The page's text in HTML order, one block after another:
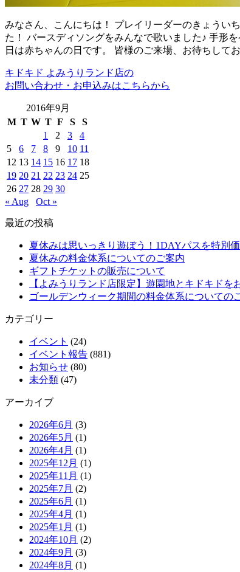
みなさん、こんにちは！ プレイリーダーのきょうい
た！ バースディソングをみんなで歌いました♪ 手形
日は赤ちゃんの日です。 皆様のご来場、お待ちして
キドキド よみうりランド店の
お問い合わせ・お申込みはこちらから
2016年9月
M T W T F S
S
1
2 3
4
5
6 7 8 9 10 11
12 13 14 15 16 17 18
19 20 21 22 23 24 25
26 27 28 29 30
« Aug
Oct »
最近の投稿
夏休みは思いっきり遊ぼう！1DAYパスを特別
夏休みの料金体系についてのご案内
ギフトチケットの販売について
【よみうりランド店限定】遊園地とキドキドを
ゴールデンウィーク期間の料金体系についての
カテゴリー
イベント (24)
イベント報告 (881)
お知らせ (80)
未分類 (47)
アーカイブ
2026年6月 (3)
2026年5月 (1)
2026年4月 (1)
2025年12月 (1)
2025年11月 (1)
2025年7月 (2)
2025年6月 (1)
2025年4月 (1)
2025年1月 (1)
2024年10月 (2)
2024年9月 (3)
2024年8月 (1)